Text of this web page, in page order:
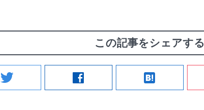
この記事をシェアする
twitter facebook hatenabookmark